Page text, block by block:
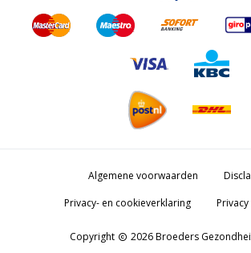
Algemene voorwaarden
Privacy- en cookieverklaring
Copyright copyright 2026 Broeders